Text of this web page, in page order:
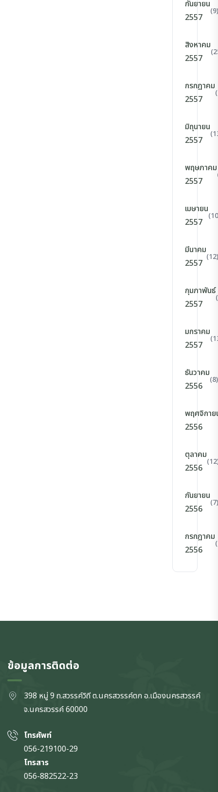
กันยายน
2557
(9)
สิงหาคม
2557
กรกฎาคม
2557
มิถุนายน
2557
พฤษภาคม
2557
เมษายน
2557
มีนาคม
2557
(12)
กุมภาพันธ์
2557
มกราคม
2557
ธันวาคม
2556
(8)
พฤศจิกาย
2556
ตุลาคม
2556
กันยายน
2556
(7)
กรกฎาคม
2556
ข้อมูลการติดต่อ
398 หมู่ 9 ถ.สวรรค์วิถี ต.นครสวรรค์ตก อ.เมืองนครสวรรค์
จ.นครสวรรค์60000
โทรศัพท์
056-219100-29
โทรสาร
056-882522-23